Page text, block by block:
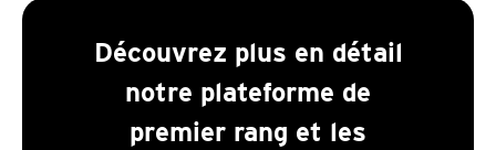
Découvrez plus en détail
notre plateforme de
premier rang et les